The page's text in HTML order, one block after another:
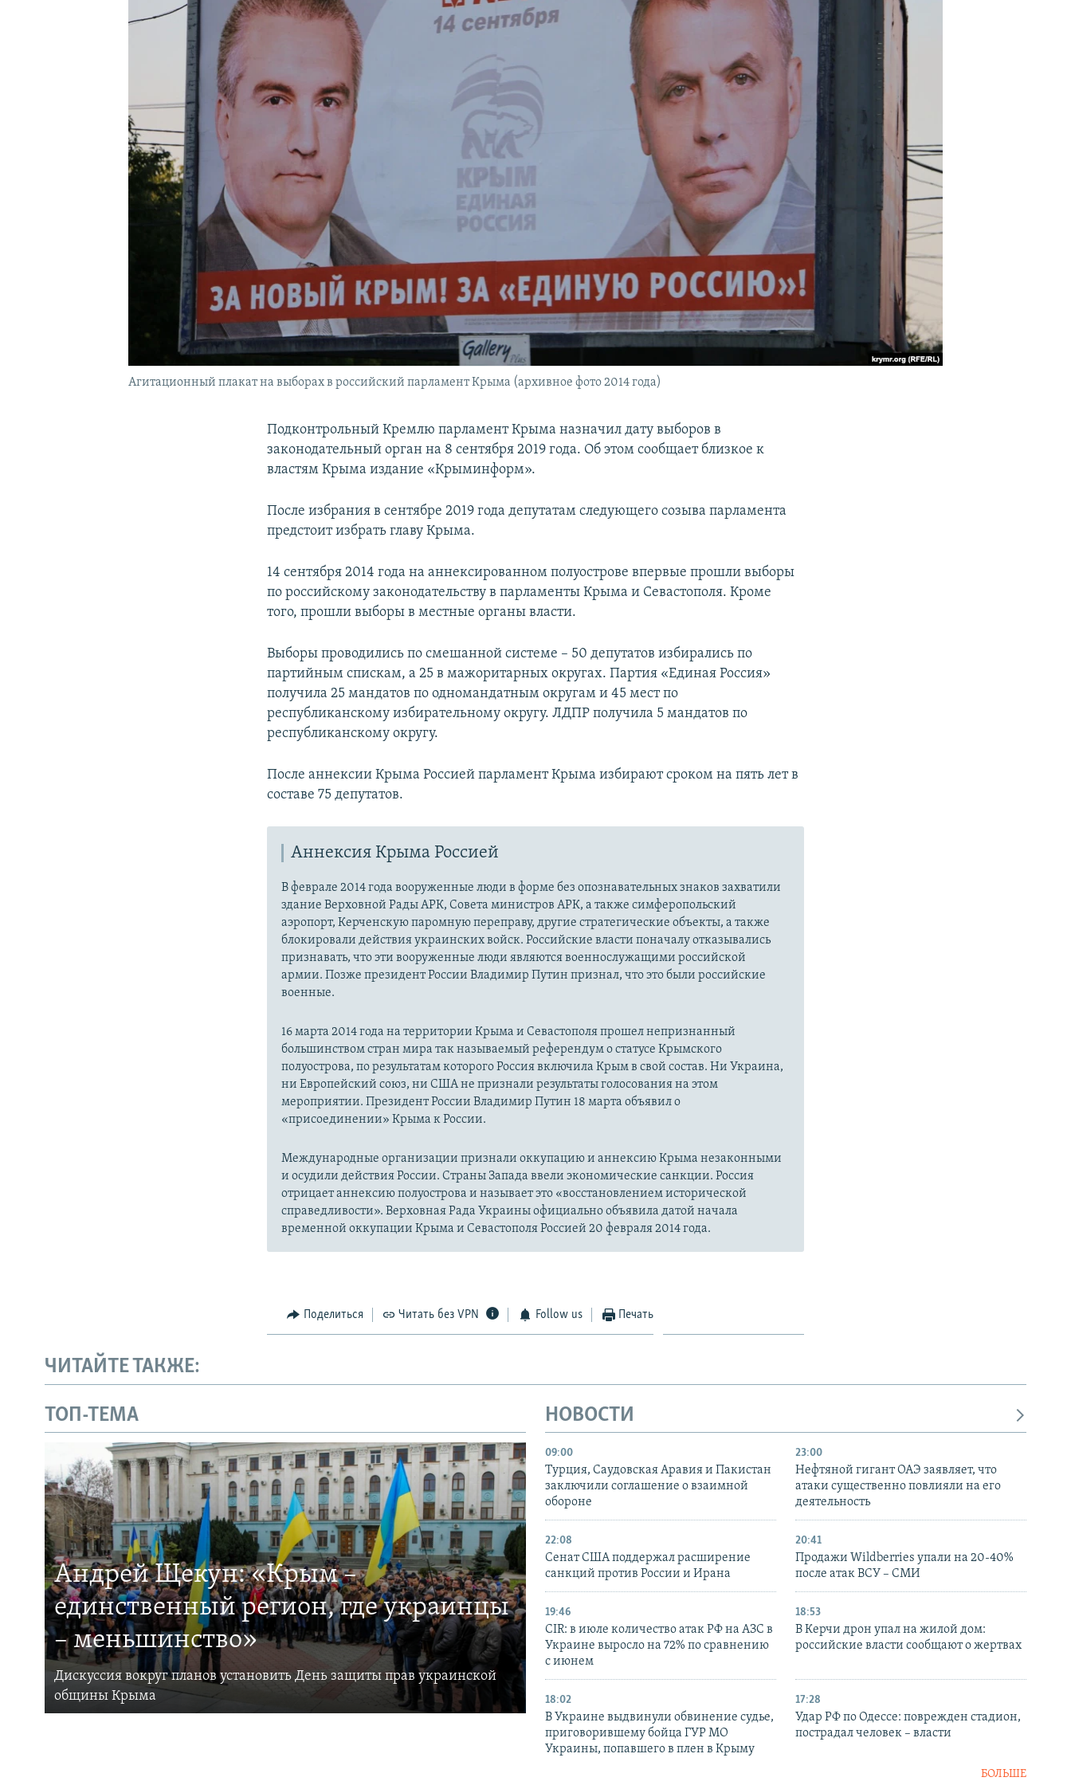
Агитационный плакат на выборах в российский парламент Крыма (архивное фото 2014 года)
Подконтрольный Кремлю парламент Крыма назначил дату выборов в
законодательный орган на 8 сентября 2019 года. Об этом сообщает близкое к
властям Крыма издание «Крыминформ».
После избрания в сентябре 2019 года депутатам следующего созыва парламента
предстоит избрать главу Крыма.
14 сентября 2014 года на аннексированном полуострове впервые прошли выборы
по российскому законодательству в парламенты Крыма и Севастополя. Кроме
того, прошли выборы в местные органы власти.
Выборы проводились по смешанной системе – 50 депутатов избирались по
партийным спискам, а 25 в мажоритарных округах. Партия «Единая Россия»
получила 25 мандатов по одномандатным округам и 45 мест по
республиканскому избирательному округу. ЛДПР получила 5 мандатов по
республиканскому округу.
После аннексии Крыма Россией парламент Крыма избирают сроком на пять лет в
составе 75 депутатов.
Аннексия Крыма Россией
В феврале 2014 года вооруженные люди в форме без опознавательных знаков захватили
здание Верховной Рады АРК, Совета министров АРК, а также симферопольский
аэропорт, Керченскую паромную переправу, другие стратегические объекты, а также
блокировали действия украинских войск. Российские власти поначалу отказывались
признавать, что эти вооруженные люди являются военнослужащими российской
армии. Позже президент России Владимир Путин признал, что это были российские
военные.
16 марта 2014 года на территории Крыма и Севастополя прошел непризнанный
большинством стран мира так называемый референдум о статусе Крымского
полуострова, по результатам которого Россия включила Крым в свой состав. Ни Украина,
ни Европейский союз, ни США не признали результаты голосования на этом
мероприятии. Президент России Владимир Путин 18 марта объявил о
«присоединении» Крыма к России.
Международные организации признали оккупацию и аннексию Крыма незаконными
и осудили действия России. Страны Запада ввели экономические санкции. Россия
отрицает аннексию полуострова и называет это «восстановлением исторической
справедливости». Верховная Рада Украины официально объявила датой начала
временной оккупации Крыма и Севастополя Россией 20 февраля 2014 года.
Поделиться Читать без VPN Follow us Печать
ЧИТАЙТЕ ТАКЖЕ:
ТОП-ТЕМА
Андрей Щекун: «Крым –
единственный регион, где украинцы
– меньшинство»
Дискуссия вокруг планов установить День защиты прав украинской
общины Крыма
НОВОСТИ
09:00
Турция, Саудовская Аравия и Пакистан
заключили соглашение о взаимной
обороне
23:00
Нефтяной гигант ОАЭ заявляет, что
атаки существенно повлияли на его
деятельность
22:08
Сенат США поддержал расширение
санкций против России и Ирана
20:41
Продажи Wildberries упали на 20-40%
после атак ВСУ – СМИ
19:46
CIR: в июле количество атак РФ на АЗС в
Украине выросло на 72% по сравнению
с июнем
18:53
В Керчи дрон упал на жилой дом:
российские власти сообщают о жертвах
18:02
В Украине выдвинули обвинение судье,
приговорившему бойца ГУР МО
Украины, попавшего в плен в Крыму
17:28
Удар РФ по Одессе: поврежден стадион,
пострадал человек – власти
БОЛЬШЕ